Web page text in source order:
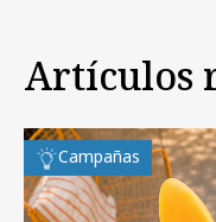
Artículos
Campañas